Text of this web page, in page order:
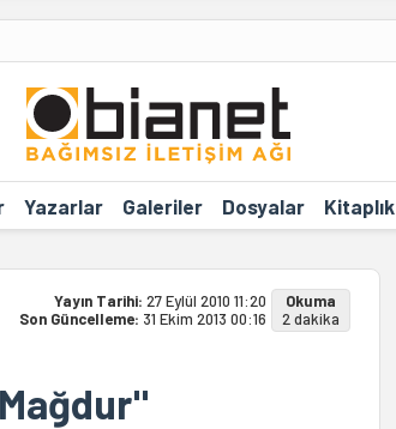
Yazarlar Galeriler Dosyalar Kitaplık
Yayın Tarihi: 27 Eylül 2010 11:20
Son Güncelleme: 31 Ekim 2013 00:16
Okuma
2 dakika